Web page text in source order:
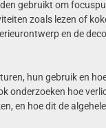
gebruikt om
zoals lezen of
en de
hun gebruik en
onderzoeken hoe
en hoe dit de